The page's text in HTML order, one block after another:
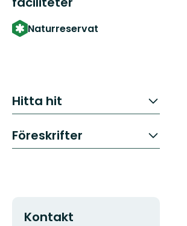
Naturreservat
Hitta hit
Föreskrifter
Kontakt